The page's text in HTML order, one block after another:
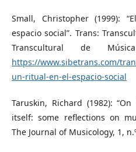
Small, Christopher (1999):
espacio social”. Trans:
Transcultural de
https://www.sibetrans.com/
un-ritual-en-el-espacio-social
Taruskin, Richard (1982):
itself: some reflections on
The Journal of Musicology, 1,